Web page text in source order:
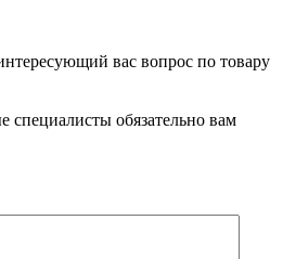
вас вопрос по товару
обязательно вам